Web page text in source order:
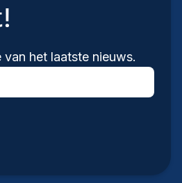
het laatste nieuws.